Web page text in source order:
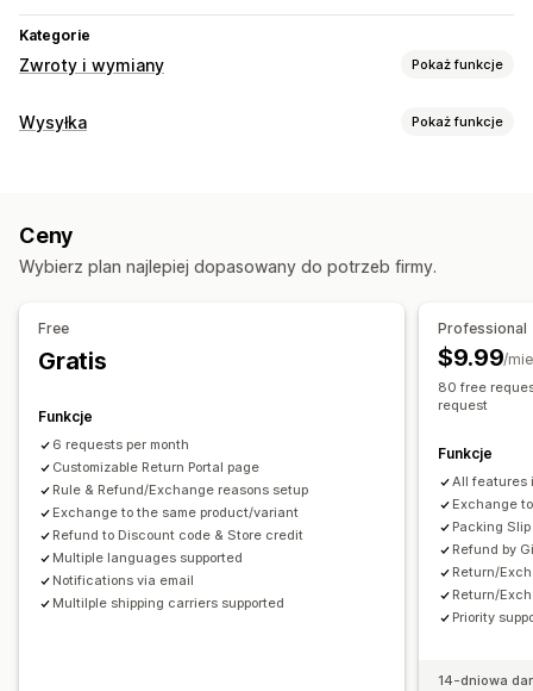
Kategorie
Zwroty i wymiany Pokaż funkcje
Opcje zwrotu
Zarządzanie zwrotami
Portal do obsługi zwrotów
Niestandardowe polityki
Pozycje niepodlegające zwrotowi
Wielojęzyczne
Śledzenie zwrotów
Powiadomienia e-mail
Zarządzanie zwrotem kosztów
Aktualizacje dotyczące zapasów
Wysyłka Pokaż funkcje
Zarządzanie przesyłkami
Ceny
Wybierz plan najlepiej dopasowany do potrzeb firmy.
Free
Gratis
Funkcje
6 requests per month
Customizable Return Portal page
Rule & Refund/Exchange reasons setup
Exchange to the same product/variant
Refund to Discount code & Store credit
Multiple languages supported
Notifications via email
Multilple shipping carriers supported
Professional
$9.99/
80 free
request
Funkcje
All features
Exchange
Packing
Refund by
Return/
Return/
Priority
14-dniowa